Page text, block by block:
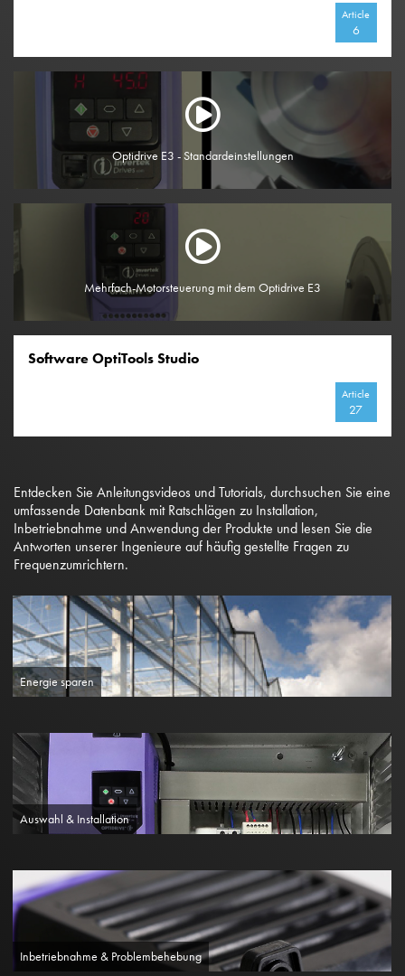
Article
6
Optidrive E3 - Standardeinstellungen
Mehrfach-Motorsteuerung mit dem Optidrive E3
Software OptiTools Studio
Article
27
Entdecken Sie Anleitungsvideos und Tutorials, durchsuchen Sie eine
umfassende Datenbank mit Ratschlägen zu Installation,
Inbetriebnahme und Anwendung der Produkte und lesen Sie die
Antworten unserer Ingenieure auf häufig gestellte Fragen zu
Frequenzumrichtern.
Energie sparen
Auswahl & Installation
Inbetriebnahme & Problembehebung